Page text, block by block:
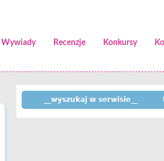
Wywiady Recenzje Konkursy